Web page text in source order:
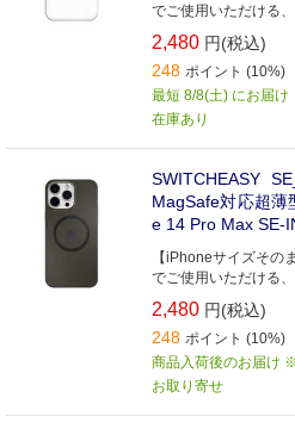
でご使用いただける
2,480 円(税込)
248 ポイント (10%)
最短 8/8(土) にお届け
在庫あり
SWITCHEASY
MagSafe対応超薄
e 14 Pro Max SE-
【iPhoneサイズその
でご使用いただける
2,480 円(税込)
248 ポイント (10%)
商品入荷後のお届け
お取り寄せ